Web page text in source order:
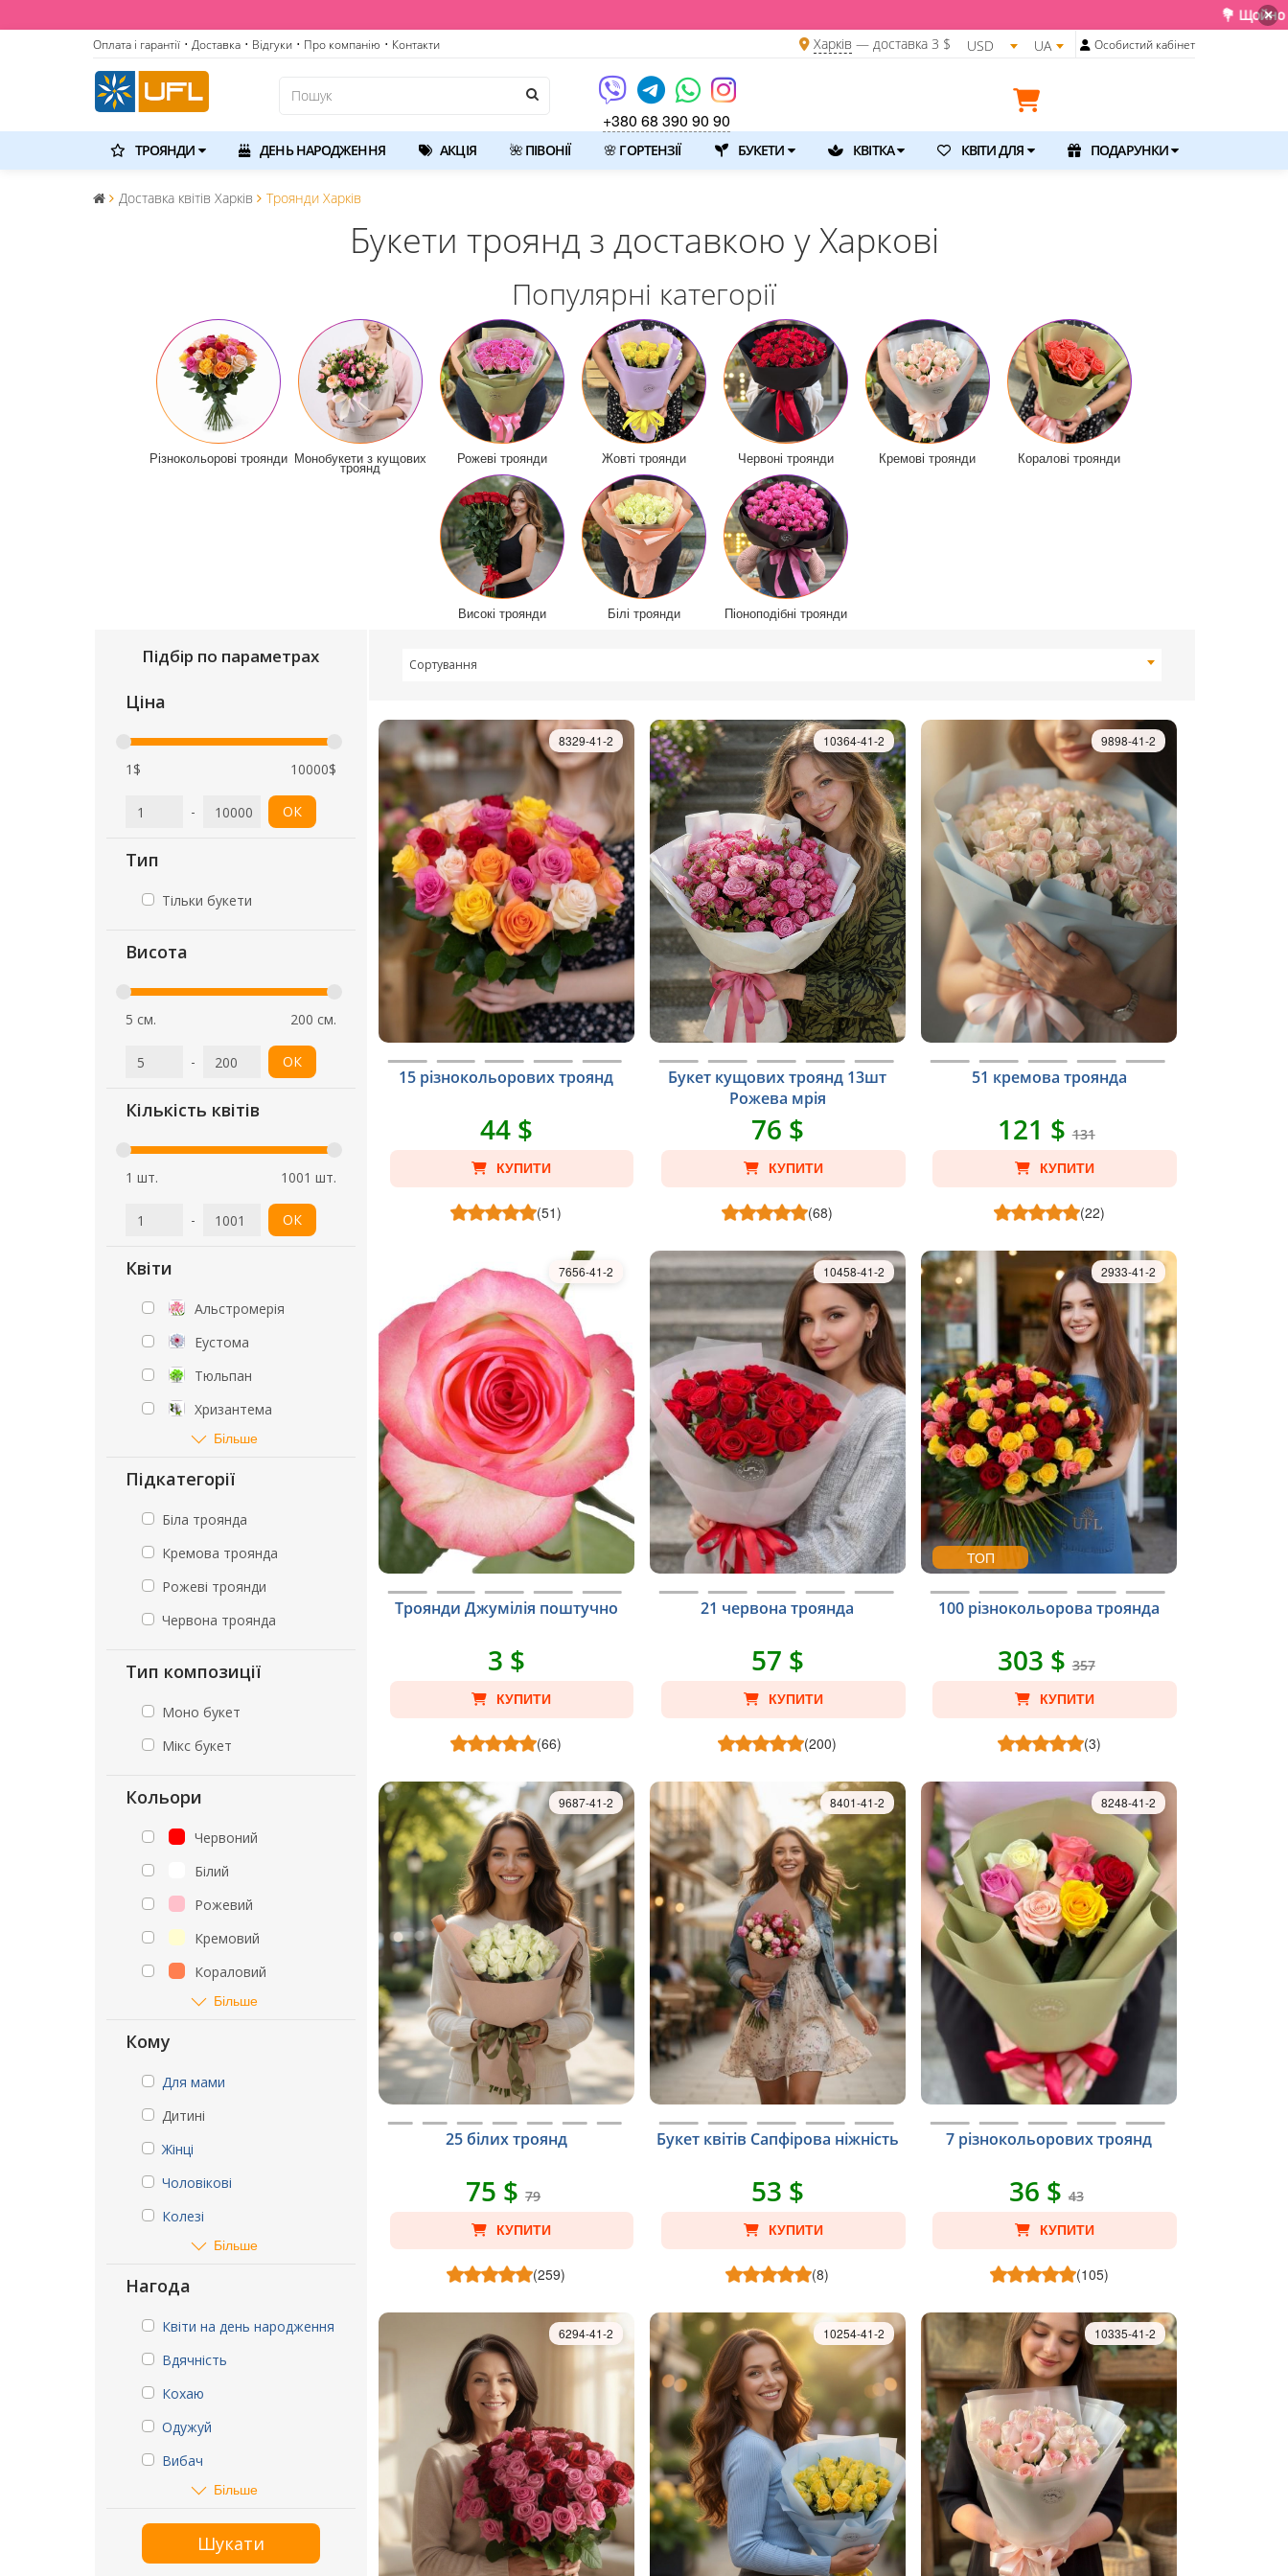
💐 Щойно отримали свіжу поставку. Подаруйте
×
Оплата і гарантії • Доставка • Відгуки • Про компанію • Контакти Харків— доставка 3 $ USD UA Особистий кабінет
+380 68 390 90 90
ТРОЯНДИ ДЕНЬ НАРОДЖЕННЯ АКЦІЯ 🌺 ПІВОНІЇ 🌸 ГОРТЕНЗІЇ БУКЕТИ КВІТКА КВІТИ ДЛЯ ПОДАРУНКИ
Доставка квітів Харків Троянди Харків
Букети троянд з доставкою у Харкові
Популярні категорії
Різнокольорові троянди Монобукети з кущових
троянд
Рожеві троянди Жовті троянди Червоні троянди Кремові троянди Коралові троянди
Високі троянди Білі троянди Піоноподібні троянди
Підбір по параметрах
Ціна
1$ 10000$
- ОК
Тип
Тільки букети
Висота
5 см. 200 см.
- ОК
Кількість квітів
1 шт. 1001 шт.
- ОК
Квіти
Альстромерія
Еустома
Тюльпан
Хризантема
Більше
Підкатегорії
Біла троянда
Кремова троянда
Рожеві троянди
Червона троянда
Тип композиції
Моно букет
Мікс букет
Кольори
Червоний
Білий
Рожевий
Кремовий
Кораловий
Більше
Кому
Для мами
Дитині
Жінці
Чоловікові
Колезі
Більше
Нагода
Квіти на день народження
Вдячність
Кохаю
Одужуй
Вибач
Більше
Шукати
Сортування
15 різнокольорових троянд
8329-41-2
44 $
КУПИТИ
(51)
Букет кущових троянд 13шт
Рожева мрія
10364-41-2
76 $
КУПИТИ
(68)
51 кремова троянда
9898-41-2
121 $131
КУПИТИ
(22)
Троянди Джумілія поштучно
7656-41-2
3 $
КУПИТИ
(66)
21 червона троянда
10458-41-2
57 $
КУПИТИ
(200)
ТОП
100 різнокольорова троянда
2933-41-2
303 $357
КУПИТИ
(3)
25 білих троянд
9687-41-2
75 $79
КУПИТИ
(259)
Букет квітів Сапфіровa ніжність
8401-41-2
53 $
КУПИТИ
(8)
7 різнокольорових троянд
8248-41-2
36 $43
КУПИТИ
(105)
6294-41-2 10254-41-2 10335-41-2